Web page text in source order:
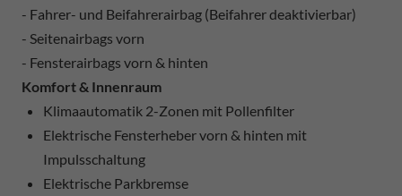
- Fahrer- und Beifahrerairbag (Beifahrer deaktivierbar)
- Seitenairbags vorn
- Fensterairbags vorn & hinten
Komfort & Innenraum
Klimaautomatik 2-Zonen mit Pollenfilter
Elektrische Fensterheber vorn & hinten mit
Impulsschaltung
Elektrische Parkbremse